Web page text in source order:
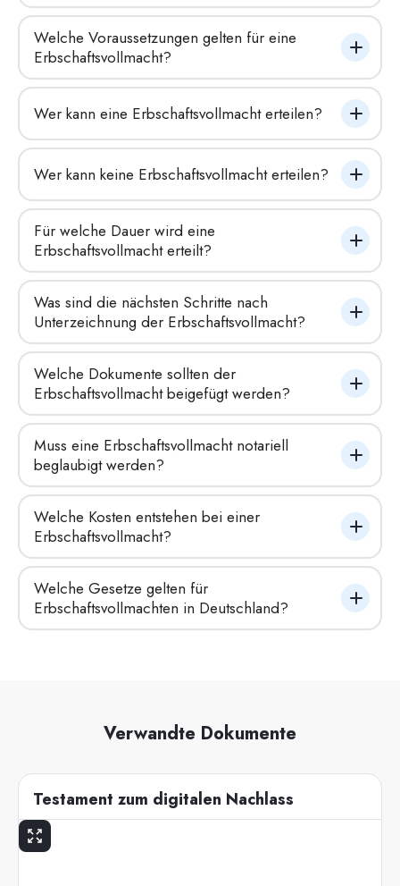
Welche Voraussetzungen gelten für eine
Erbschaftsvollmacht?
Wer kann eine Erbschaftsvollmacht erteilen?
Wer kann keine Erbschaftsvollmacht erteilen?
Für welche Dauer wird eine
Erbschaftsvollmacht erteilt?
Was sind die nächsten Schritte nach
Unterzeichnung der Erbschaftsvollmacht?
Welche Dokumente sollten der
Erbschaftsvollmacht beigefügt werden?
Muss eine Erbschaftsvollmacht notariell
beglaubigt werden?
Welche Kosten entstehen bei einer
Erbschaftsvollmacht?
Welche Gesetze gelten für
Erbschaftsvollmachten in Deutschland?
Verwandte Dokumente
Testament zum digitalen Nachlass